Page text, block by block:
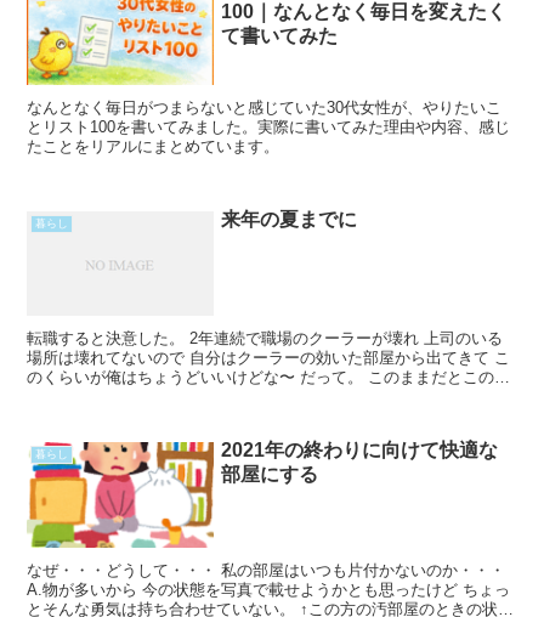
100｜なんとなく毎日を変えたく
て書いてみた
なんとなく毎日がつまらないと感じていた30代女性が、やりたいこ
とリスト100を書いてみました。実際に書いてみた理由や内容、感じ
たことをリアルにまとめています。
暮らし 来年の夏までに
転職すると決意した。 2年連続で職場のクーラーが壊れ 上司のいる
場所は壊れてないので 自分はクーラーの効いた部屋から出てきて こ
のくらいが俺はちょうどいいけどな〜 だって。 このままだとこの人
暮らし
2021年の終わりに向けて快適な
部屋にする
なぜ・・・どうして・・・ 私の部屋はいつも片付かないのか・・・
A.物が多いから 今の状態を写真で載せようかとも思ったけど ちょっ
とそんな勇気は持ち合わせていない。 ↑この方の汚部屋のときの状態